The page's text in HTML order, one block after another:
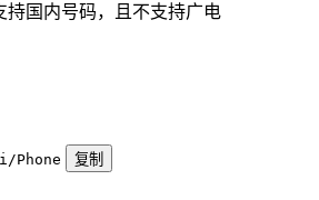
持国内号码，且不支持广电
复制